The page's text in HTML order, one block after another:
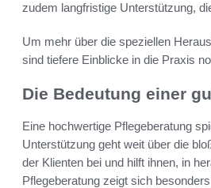
zudem langfristige Unterstützung,
Um mehr über die speziellen
sind tiefere Einblicke in die Praxis
Die Bedeutung einer
Eine hochwertige Pflegeberatung
Unterstützung geht weit über die
der Klienten bei und hilft ihnen, in
Pflegeberatung zeigt sich